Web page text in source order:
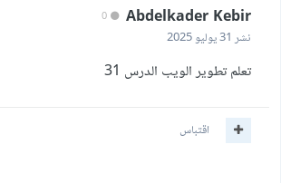
Abdelkader Kebir
نشر 31 يوليو 2025
تعلم تطوير الويب الدرس 31
اقتباس